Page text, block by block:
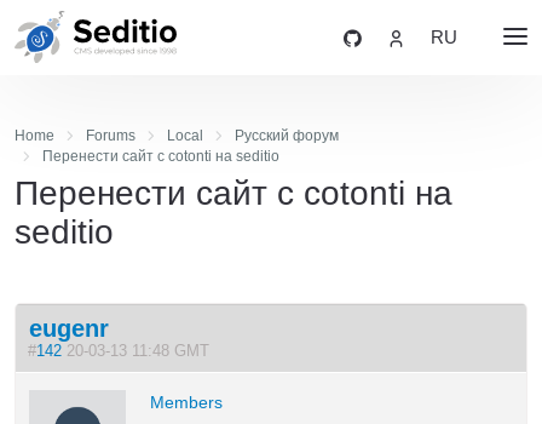
RU
Home Forums Local
Русский форум
Перенести сайт с cotonti на seditio
Перенести сайт с cotonti на
seditio
eugenr
#142 20-03-13 11:48 GMT
Members